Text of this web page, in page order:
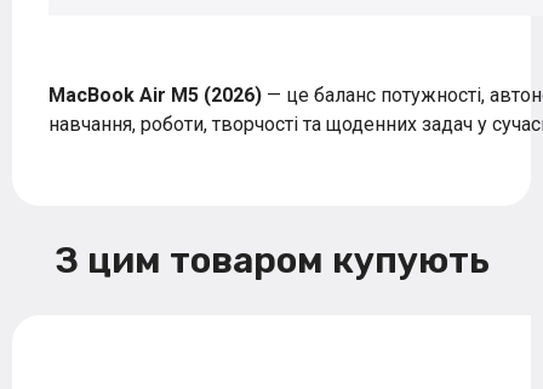
З цим товаром купують
MacBook Air M5 (2026) — це баланс потужності,
навчання, роботи, творчості та щоденних задач у